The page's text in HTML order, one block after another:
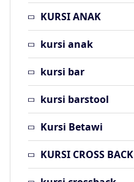
KURSI ANAK
kursi anak
kursi bar
kursi barstool
Kursi Betawi
KURSI CROSS BACK